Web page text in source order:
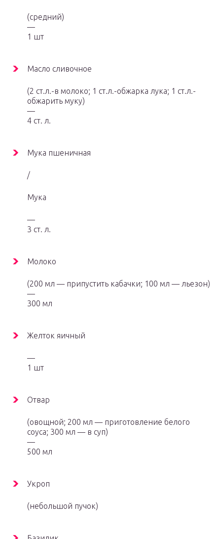
(средний)
—
1 шт
Масло сливочное
(2 ст.л.-в молоко; 1 ст.л.-обжарка лука; 1 ст.л.-
обжарить муку)
—
4 ст. л.
Мука пшеничная
/
Мука
—
3 ст. л.
Молоко
(200 мл — припустить кабачки; 100 мл — льезон)
—
300 мл
Желток яичный
—
1 шт
Отвар
(овощной; 200 мл — приготовление белого
соуса; 300 мл — в суп)
—
500 мл
Укроп
(небольшой пучок)